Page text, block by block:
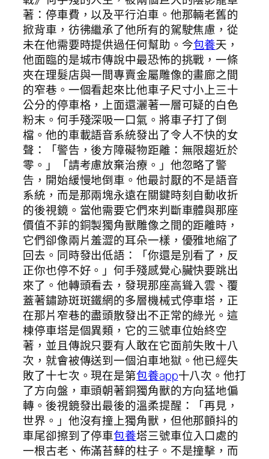
著：停車費，以及平行泊車。他那輛老舊的
掀背車，彷彿繼承了他所有的駕駛焦慮，從
未在他需要時提供過任何幫助。今包養天，
他面臨的是城市傳說中最恐怖的挑戰，一條
夾在理髮店與一間專賣金屬雕像的畫廊之間
的窄巷。一個看起來比他車子尺寸小上三十
公分的停車格，上面還灑著一層可疑的白色
粉末。何手殘深吸一口氣。將車子打了倒
檔。他的車載語音系統發出了令人不快的女
聲：「警告，後方障礙物距離：無限趨近於
零。」「請考慮放棄治療。」他忽略了警
告，開始緩慢地倒車。他最討厭的不是語音
系統，而是那兩塊永遠在關鍵時刻自動收折
的後視鏡。當他需要它們來判斷車體與那座
價值不菲的銅製獨角獸雕像之間的距離時，
它們卻像兩片羞澀的耳朵一樣，優雅地縮了
回去。同時發出低語：「你還是別看了，反
正你也停不好。」何手殘感覺心臟快要跳出
來了。他轉頭看去，發現那座高聳入雲、覆
蓋著鏽跡斑斑鐵網的多層機械式停車塔，正
在那片窄巷的盡頭散發出不正常的綠光。這
棟停車塔是個異類，它的三號車位始終空
著，並且傳說只要有人敢在它面前失敗十八
次，就會被傳送到一個泊車地獄。他已經失
敗了十七次。現在是第包養app十八次。他打
了方向盤，車頭朝著銅獨角獸的方向猛地偏
轉。後視鏡發出最後的溫柔提醒：「再見，
世界。」他沒有撞上獨角獸，但他那顫抖的
車尾卻擦到了停車包養塔三號車位入口處的
一根古老、佈滿苔蘚的柱子。不是撞擊，而